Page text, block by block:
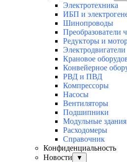
Электротехника
ИБП и
Шинопроводы
Преобразователи
Редукторы и
Электродвигатели
Крановое
Конвейерное
РВД и ПВД
Компрессоры
Насосы
Вентиляторы
Подшипники
Модульные здания
Расходомеры
Справочник
Конфиденциальность
Новости
▼